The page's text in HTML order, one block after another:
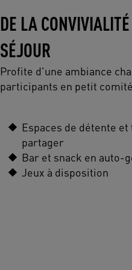
DE LA
SÉJOUR
Profite d'une ambiance
participants en petit
Espaces de détente
partager
Bar et snack en auto-
Jeux à disposition